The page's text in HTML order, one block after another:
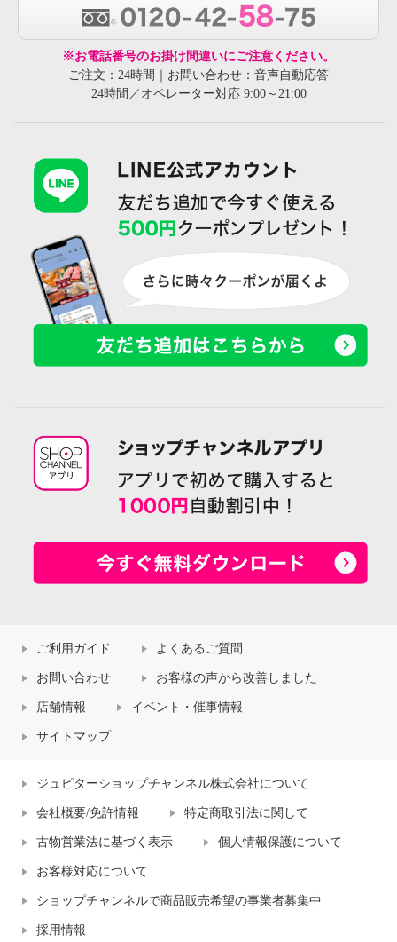
※お電話番号のお掛け間違いにご注意ください。
ご注文：24時間｜お問い合わせ：音声自動応答
24時間／オペレーター対応 9:00～21:00
ご利用ガイド よくあるご質問
お問い合わせ お客様の声から改善しました
店舗情報 イベント・催事情報
サイトマップ
ジュピターショップチャンネル株式会社について
会社概要/免許情報 特定商取引法に関して
古物営業法に基づく表示 個人情報保護について
お客様対応について
ショップチャンネルで商品販売希望の事業者募集中
採用情報